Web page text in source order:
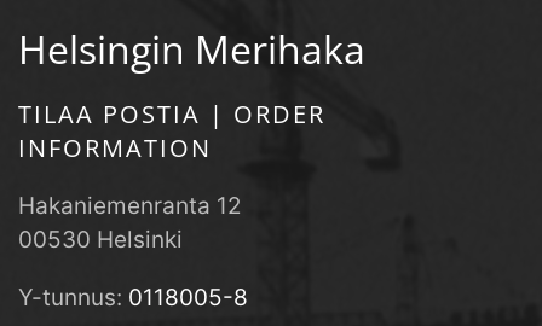
Helsingin Merihaka
TILAA POSTIA | ORDER
INFORMATION
Hakaniemenranta 12
00530 Helsinki
Y-tunnus: 0118005-8